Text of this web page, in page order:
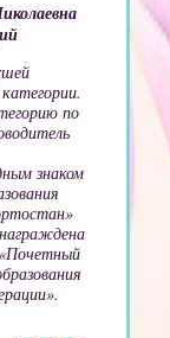
по
знаком